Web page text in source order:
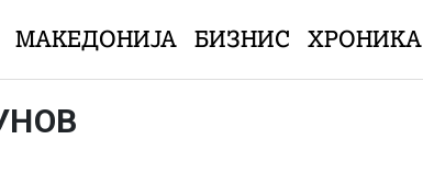
МАКЕДОНИЈА БИЗНИС ХРОНИКА